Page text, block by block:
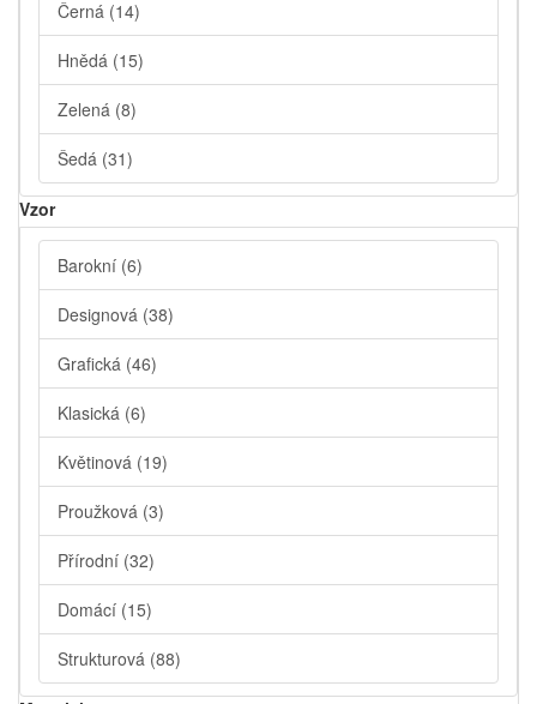
Černá (14)
Hnědá (15)
Zelená (8)
Šedá (31)
Vzor
Barokní (6)
Designová (38)
Grafická (46)
Klasická (6)
Květinová (19)
Proužková (3)
Přírodní (32)
Domácí (15)
Strukturová (88)